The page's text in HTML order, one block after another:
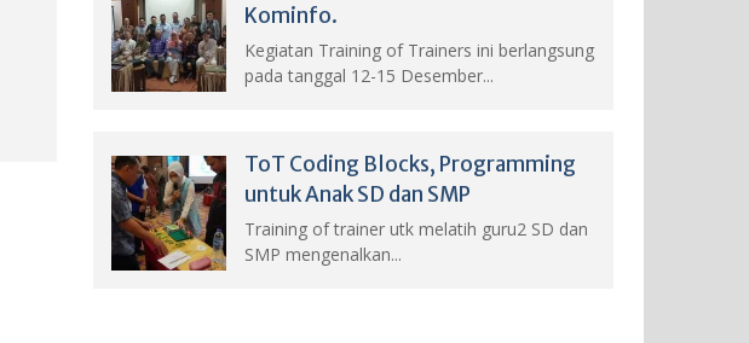
Kominfo.
Kegiatan Training of Trainers ini berlangsung
pada tanggal 12-15 Desember...
ToT Coding Blocks, Programming
untuk Anak SD dan SMP
Training of trainer utk melatih guru2 SD dan
SMP mengenalkan...